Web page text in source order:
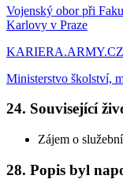
Vojenský obor při
Karlovy v Praze
KARIERA.ARMY.CZ
Ministerstvo školství,
24. Související
Zájem o
28. Popis byl